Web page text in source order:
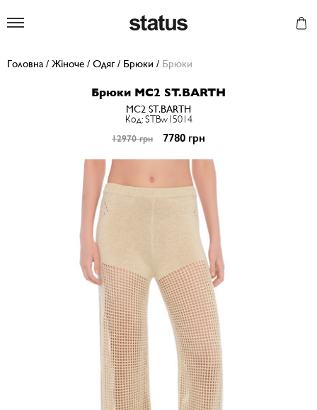
Головна / Жіноче / Одяг/ Брюки / Брюки
Брюки MC2 ST.BARTH
MC2 ST.BARTH
Код: STBw15014
12970 грн 7780 грн